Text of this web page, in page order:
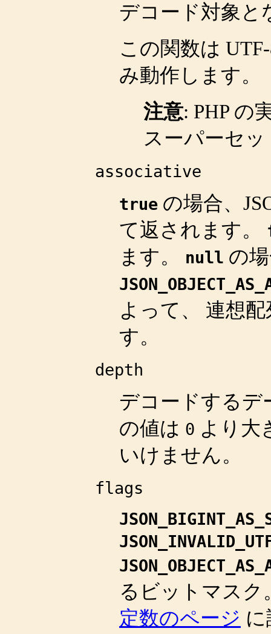
デコード対象と
この関数は
み動作します。
注意: PHP の
スーパーセ
associative
true の場合、
て返されます。
ます。 null の
よって、 連想
す。
depth
デコードするデ
の値は 0 より大
いけません。
flags
るビットマス
定数のページ